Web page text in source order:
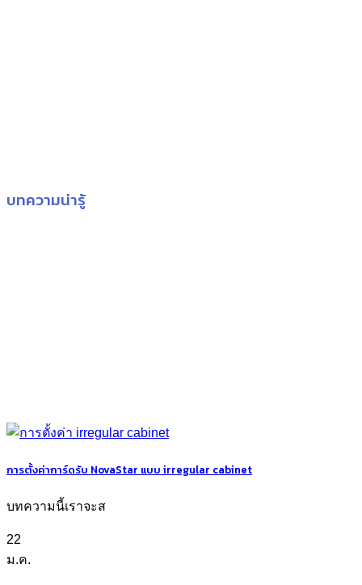
บทความน่ารู้
การตั้งค่าการ์ดรับ NovaStar แบบ irregular cabinet
บทความนี้เราจะส
22
ม.ค.